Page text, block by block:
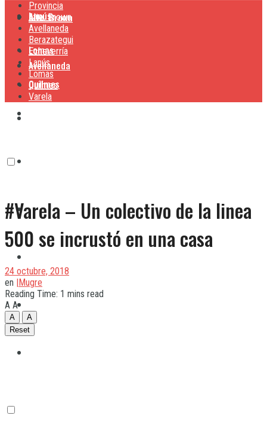
Lanús
Lomas
Quilmes
Alte. Brown
Avellaneda
Lanús
Provincia
Alte. Brown
Avellaneda
Berazategui
Echeverría
Lanús
Lomas
Quilmes
Varela
#Varela – Un colectivo de la linea
500 se incrustó en una casa
24 octubre, 2018
en |Mugre
Reading Time: 1 mins read
A A
A
A
Reset